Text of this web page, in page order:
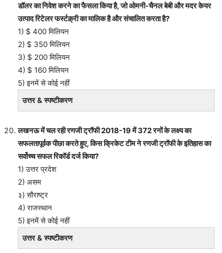
डॉलर का निवेश करने का फैसला किया है, जो ओमनी-चैनल बेबी और मदर केयर
उत्पाद रिटेलर फर्स्टक्र्री का मालिक है और संचालित करता है?
1) $ 400 मिलियन
2) $ 350 मिलियन
3) $ 200 मिलियन
4) $ 160 मिलियन
5) इनमें से कोई नहीं
उत्तर & स्पष्टीकरण
लखनऊ में चल रही रणजी ट्रॉफी 2018-19 में 372 रनों के लक्ष्य का
सफलतापूर्वक पीछा करते हुए, किस क्रिकेट टीम ने रणजी ट्रॉफी के इतिहास का
सर्वोच्च सफल रिकॉर्ड दर्ज किया?
1) उत्तर प्रदेश
2) असम
३) सौराष्ट्र
4) राजस्थान
5) इनमें से कोई नहीं
उत्तर & स्पष्टीकरण